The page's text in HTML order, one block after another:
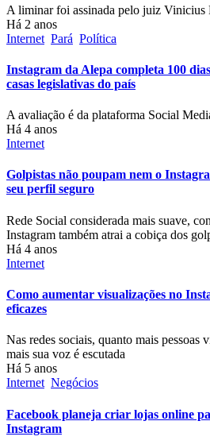
A liminar foi assinada pelo juiz Vinicius
Há 2 anos
Internet Pará Política
Instagram da Alepa completa 100
casas legislativas do país
A avaliação é da plataforma Social
Há 4 anos
Internet
Golpistas não poupam nem o
seu perfil seguro
Rede Social considerada mais suave,
Instagram também atrai a cobiça dos
Há 4 anos
Internet
Como aumentar visualizações no
eficazes
Nas redes sociais, quanto mais pessoas
mais sua voz é escutada
Há 5 anos
Internet Negócios
Facebook planeja criar lojas online
Instagram